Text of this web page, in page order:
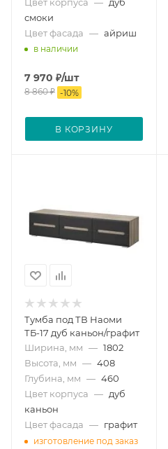
смоки
Цвет фасада — айриш
в наличии
7 970 ₽/шт
8 860₽ -10%
В КОРЗИНУ
Тумба под ТВ Наоми
ТБ-17 дуб каньон/графит
Ширина, мм — 1802
Высота, мм — 408
Глубина, мм — 460
Цвет корпуса — дуб
каньон
Цвет фасада — графит
изготовление под заказ